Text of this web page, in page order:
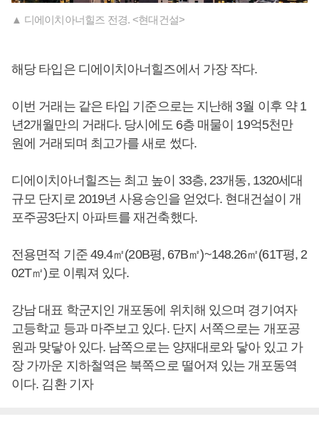
▲ 디에이치아너힐즈 전경. <현대건설>
해당 타입은 디에이치아너힐즈에서 가장 작다.
이번 거래는 같은 타입 기준으로는 지난해 3월 이후 약 1
년2개월만의 거래다. 당시에도 6층 매물이 19억5천만
원에 거래되며 최고가를 새로 썼다.
디에이치아너힐즈는 최고 높이 33층, 23개동, 1320세대
규모 단지로 2019년 사용승인을 얻었다. 현대건설이 개
포주공3단지 아파트를 재건축했다.
전용면적 기준 49.4㎡(20B평, 67B㎡)~148.26㎡(61T평, 2
02T㎡)로 이뤄져 있다.
강남 대표 학군지인 개포동에 위치해 있으며 경기여자
고등학교 등과 마주보고 있다. 단지 서쪽으로는 개포공
원과 맞닿아 있다. 남쪽으로는 양재대로와 닿아 있고 가
장 가까운 지하철역은 북쪽으로 떨어져 있는 개포동역
이다. 김환 기자